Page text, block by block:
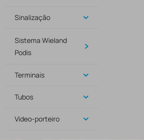
Sinalização
Sistema Wieland
Podis
Terminais
Tubos
Video-porteiro